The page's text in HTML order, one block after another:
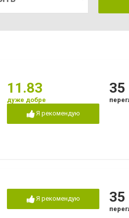
11.83
дуже добре
Я рекомендую
35
Я рекомендую 35